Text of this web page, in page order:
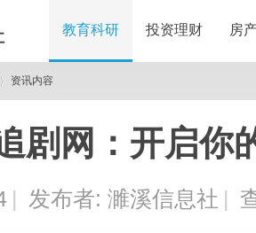
教育科研 投资理财 房
资讯内容
剧网：开启你
| 发布者: 濉溪信息社 |